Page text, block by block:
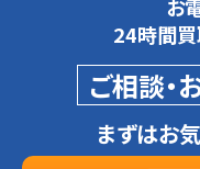
お
24時間買
ご相談・
まずはお